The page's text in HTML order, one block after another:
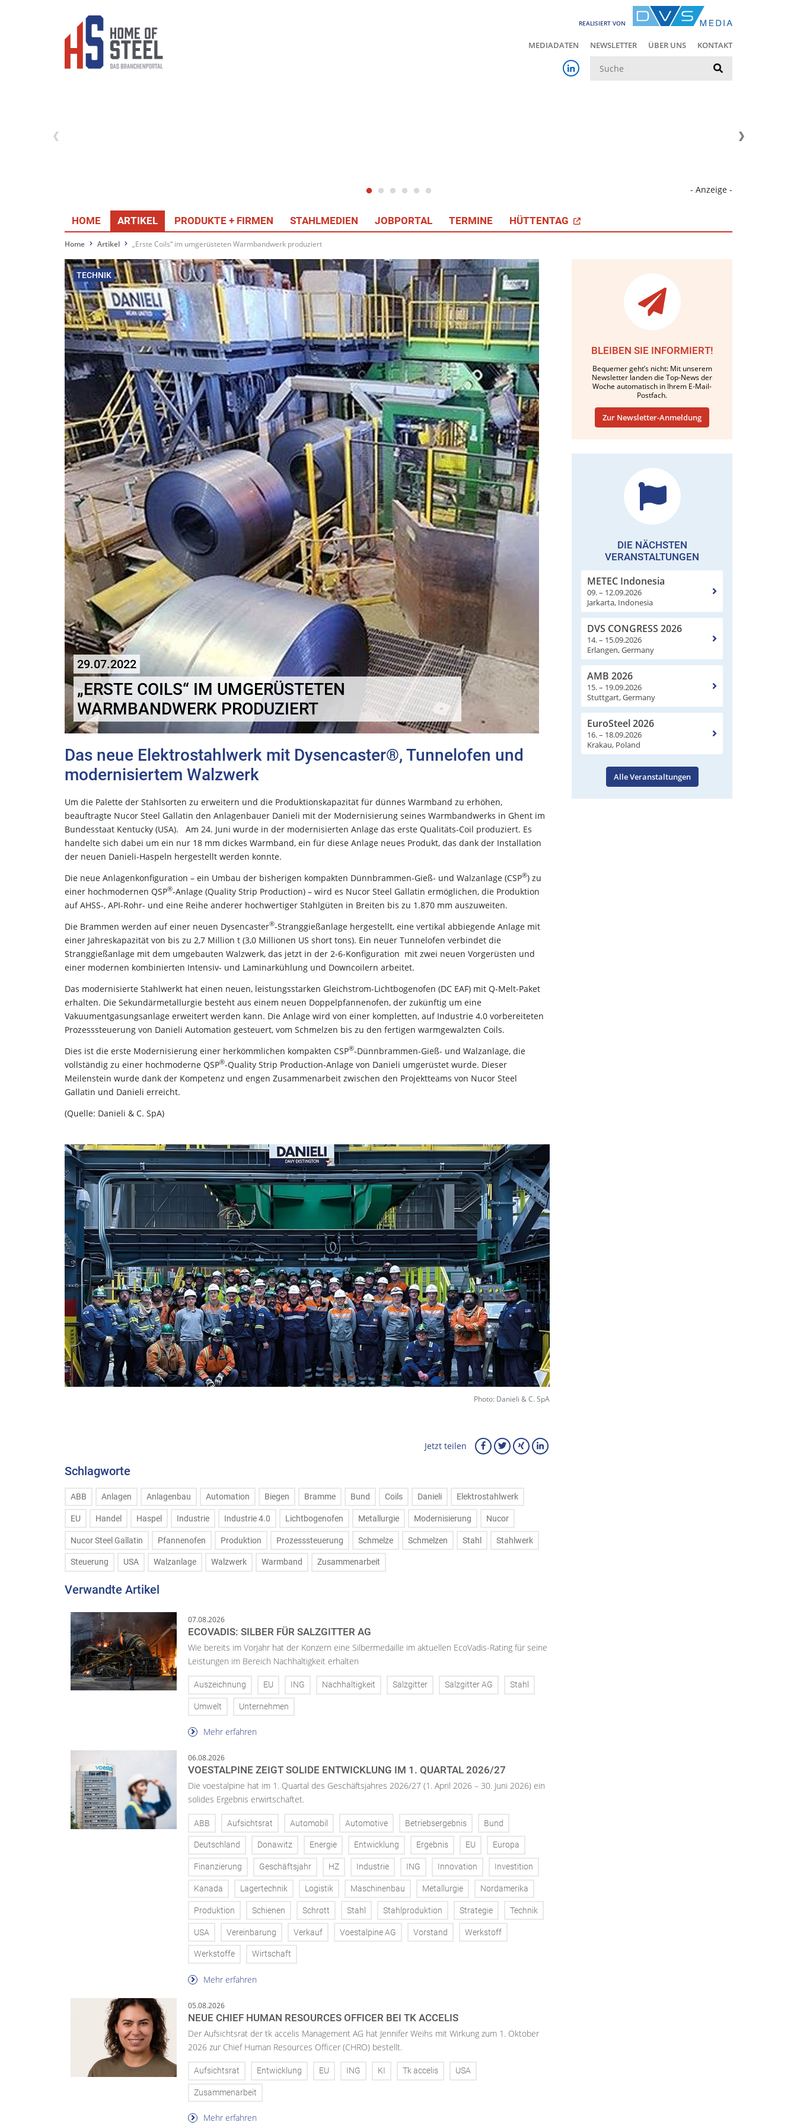
REALISIERT VON
MEDIADATEN NEWSLETTER ÜBER UNS KONTAKT
- Anzeige -
HOME ARTIKEL PRODUKTE + FIRMEN STAHLMEDIEN JOBPORTAL TERMINE HÜTTENTAG
Home Artikel „Erste Coils“ im umgerüsteten Warmbandwerk produziert
TECHNIK
29.07.2022
„ERSTE COILS“ IM UMGERÜSTETEN
WARMBANDWERK PRODUZIERT
Das neue Elektrostahlwerk mit Dysencaster®, Tunnelofen und
modernisiertem Walzwerk
Um die Palette der Stahlsorten zu erweitern und die Produktionskapazität für dünnes Warmband zu erhöhen,
beauftragte Nucor Steel Gallatin den Anlagenbauer Danieli mit der Modernisierung seines Warmbandwerks in Ghent im
Bundesstaat Kentucky (USA). Am 24. Juni wurde in der modernisierten Anlage das erste Qualitäts-Coil produziert. Es
handelte sich dabei um ein nur 18 mm dickes Warmband, ein für diese Anlage neues Produkt, das dank der Installation
der neuen Danieli-Haspeln hergestellt werden konnte.
Die neue Anlagenkonfiguration – ein Umbau der bisherigen kompakten Dünnbrammen-Gieß- und Walzanlage (CSP®) zu
einer hochmodernen QSP®-Anlage (Quality Strip Production) – wird es Nucor Steel Gallatin ermöglichen, die Produktion
auf AHSS-, API-Rohr- und eine Reihe anderer hochwertiger Stahlgüten in Breiten bis zu 1.870 mm auszuweiten.
Die Brammen werden auf einer neuen Dysencaster®-Stranggießanlage hergestellt, eine vertikal abbiegende Anlage mit
einer Jahreskapazität von bis zu 2,7 Million t (3,0 Millionen US short tons). Ein neuer Tunnelofen verbindet die
Stranggießanlage mit dem umgebauten Walzwerk, das jetzt in der 2-6-Konfiguration mit zwei neuen Vorgerüsten und
einer modernen kombinierten Intensiv- und Laminarkühlung und Downcoilern arbeitet.
Das modernisierte Stahlwerkt hat einen neuen, leistungsstarken Gleichstrom-Lichtbogenofen (DC EAF) mit Q-Melt-Paket
erhalten. Die Sekundärmetallurgie besteht aus einem neuen Doppelpfannenofen, der zukünftig um eine
Vakuumentgasungsanlage erweitert werden kann. Die Anlage wird von einer kompletten, auf Industrie 4.0 vorbereiteten
Prozesssteuerung von Danieli Automation gesteuert, vom Schmelzen bis zu den fertigen warmgewalzten Coils.
Dies ist die erste Modernisierung einer herkömmlichen kompakten CSP®-Dünnbrammen-Gieß- und Walzanlage, die
vollständig zu einer hochmoderne QSP®-Quality Strip Production-Anlage von Danieli umgerüstet wurde. Dieser
Meilenstein wurde dank der Kompetenz und engen Zusammenarbeit zwischen den Projektteams von Nucor Steel
Gallatin und Danieli erreicht.
(Quelle: Danieli & C. SpA)
Photo: Danieli & C. SpA
Jetzt teilen
Schlagworte
ABB Anlagen Anlagenbau Automation Biegen Bramme Bund Coils Danieli Elektrostahlwerk
EU Handel Haspel Industrie Industrie 4.0 Lichtbogenofen Metallurgie Modernisierung Nucor
Nucor Steel Gallatin Pfannenofen Produktion Prozesssteuerung Schmelze Schmelzen Stahl Stahlwerk
Steuerung USA Walzanlage Walzwerk Warmband Zusammenarbeit
Verwandte Artikel
07.08.2026
ECOVADIS: SILBER FÜR SALZGITTER AG
Wie bereits im Vorjahr hat der Konzern eine Silbermedaille im aktuellen EcoVadis-Rating für seine
Leistungen im Bereich Nachhaltigkeit erhalten
Auszeichnung EU ING Nachhaltigkeit Salzgitter Salzgitter AG Stahl
Umwelt Unternehmen
Mehr erfahren
06.08.2026
VOESTALPINE ZEIGT SOLIDE ENTWICKLUNG IM 1. QUARTAL 2026/27
Die voestalpine hat im 1. Quartal des Geschäftsjahres 2026/27 (1. April 2026 – 30. Juni 2026) ein
solides Ergebnis erwirtschaftet.
ABB Aufsichtsrat Automobil Automotive Betriebsergebnis Bund
Deutschland Donawitz Energie Entwicklung Ergebnis EU Europa
Finanzierung Geschäftsjahr HZ Industrie ING Innovation Investition
Kanada Lagertechnik Logistik Maschinenbau Metallurgie Nordamerika
Produktion Schienen Schrott Stahl Stahlproduktion Strategie Technik
USA Vereinbarung Verkauf Voestalpine AG Vorstand Werkstoff
Werkstoffe Wirtschaft
Mehr erfahren
05.08.2026
NEUE CHIEF HUMAN RESOURCES OFFICER BEI TK ACCELIS
Der Aufsichtsrat der tk accelis Management AG hat Jennifer Weihs mit Wirkung zum 1. Oktober
2026 zur Chief Human Resources Officer (CHRO) bestellt.
Aufsichtsrat Entwicklung EU ING KI Tk accelis USA
Zusammenarbeit
Mehr erfahren
BLEIBEN SIE INFORMIERT!
Bequemer geht’s nicht: Mit unserem
Newsletter landen die Top-News der
Woche automatisch in Ihrem E-Mail-
Postfach.
Zur Newsletter-Anmeldung
DIE NÄCHSTEN
VERANSTALTUNGEN
METEC Indonesia
09. – 12.09.2026
Jarkarta, Indonesia
DVS CONGRESS 2026
14. – 15.09.2026
Erlangen, Germany
AMB 2026
15. – 19.09.2026
Stuttgart, Germany
EuroSteel 2026
16. – 18.09.2026
Krakau, Poland
Alle Veranstaltungen